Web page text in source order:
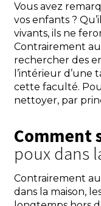
Vous avez
vos enfants ?
vivants, ils ne
Contrairement
rechercher des
l’intérieur d’une
cette faculté.
nettoyer, par
poux dans
Contrairement
dans la maison,